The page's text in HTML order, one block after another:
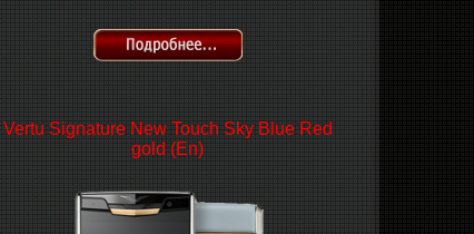
Vertu Signature New Touch Sky Blue Red
gold (En)